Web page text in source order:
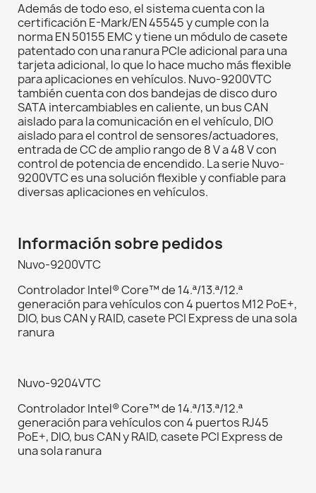
Además de todo eso, el sistema cuenta con la
certificación E-Mark/EN 45545 y cumple con la
norma EN 50155 EMC y tiene un módulo de casete
patentado con una ranura PCIe adicional para una
tarjeta adicional, lo que lo hace mucho más flexible
para aplicaciones en vehículos. Nuvo-9200VTC
también cuenta con dos bandejas de disco duro
SATA intercambiables en caliente, un bus CAN
aislado para la comunicación en el vehículo, DIO
aislado para el control de sensores/actuadores,
entrada de CC de amplio rango de 8 V a 48 V con
control de potencia de encendido. La serie Nuvo-
9200VTC es una solución flexible y confiable para
diversas aplicaciones en vehículos.
Información sobre pedidos
Nuvo-9200VTC
Controlador Intel® Core™ de 14.ª/13.ª/12.ª
generación para vehículos con 4 puertos M12 PoE+,
DIO, bus CAN y RAID, casete PCI Express de una sola
ranura
Nuvo-9204VTC
Controlador Intel® Core™ de 14.ª/13.ª/12.ª
generación para vehículos con 4 puertos RJ45
PoE+, DIO, bus CAN y RAID, casete PCI Express de
una sola ranura